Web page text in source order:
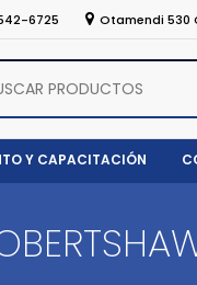
6725 Otamendi 530
Y CAPACITACIÓN